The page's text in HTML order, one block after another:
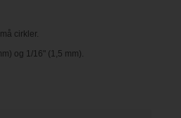
cirkler.
og 1/16" (1,5 mm).